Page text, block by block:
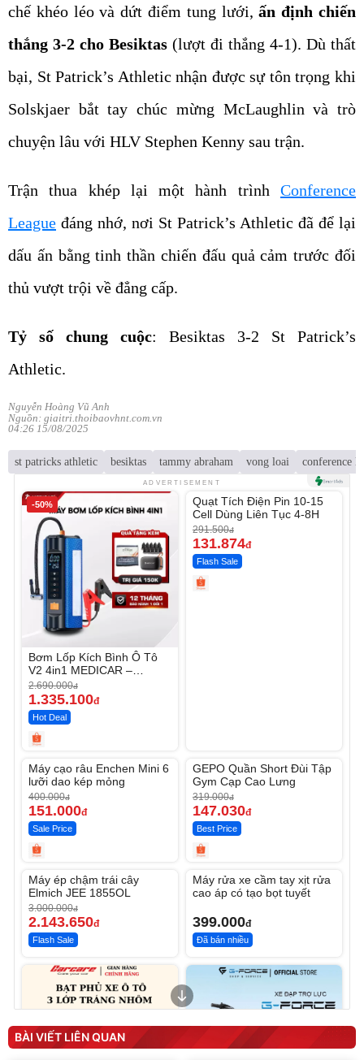
chế khéo léo và dứt điểm tung lưới, ấn định chiến
thắng 3-2 cho Besiktas (lượt đi thắng 4-1). Dù thất
bại, St Patrick’s Athletic nhận được sự tôn trọng khi
Solskjaer bắt tay chúc mừng McLaughlin và trò
chuyện lâu với HLV Stephen Kenny sau trận.
Trận thua khép lại một hành trình Conference
League đáng nhớ, nơi St Patrick’s Athletic đã để lại
dấu ấn bằng tinh thần chiến đấu quả cảm trước đối
thủ vượt trội về đẳng cấp.
Tỷ số chung cuộc: Besiktas 3-2 St Patrick’s
Athletic.
Nguyễn Hoàng Vũ Anh
Nguồn: giaitri.thoibaovhnt.com.vn
04:26 15/08/2025
st patricks athletic besiktas tammy abraham vong loai conference
ADVERTISEMENT
-50%
Bơm Lốp Kích Bình Ô Tô
V2 4in1 MEDICAR –
12.000mAh
2.690.000đ
1.335.100đ
Hot Deal
-54%
Unmute
Quạt Tích Điện Pin 10-15
Cell Dùng Liên Tục 4-8H
291.500đ
131.874đ
Flash Sale
-62%
Máy cạo râu Enchen Mini 6
lưỡi dao kép mỏng
400.000đ
151.000đ
Sale Price
-53%
GEPO Quần Short Đùi Tập
Gym Cạp Cao Lưng
319.000đ
147.030đ
Best Price
-28%
Máy ép chậm trái cây
Elmich JEE 1855OL
3.000.000đ
2.143.650đ
Flash Sale
Máy rửa xe cầm tay xịt rửa
cao áp có tạo bọt tuyết
399.000đ
Đã bán nhiều
BÀI VIẾT LIÊN QUAN